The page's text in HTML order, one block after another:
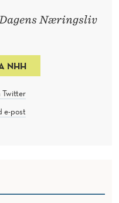
Næringsliv
NHH
Twitter
e-post